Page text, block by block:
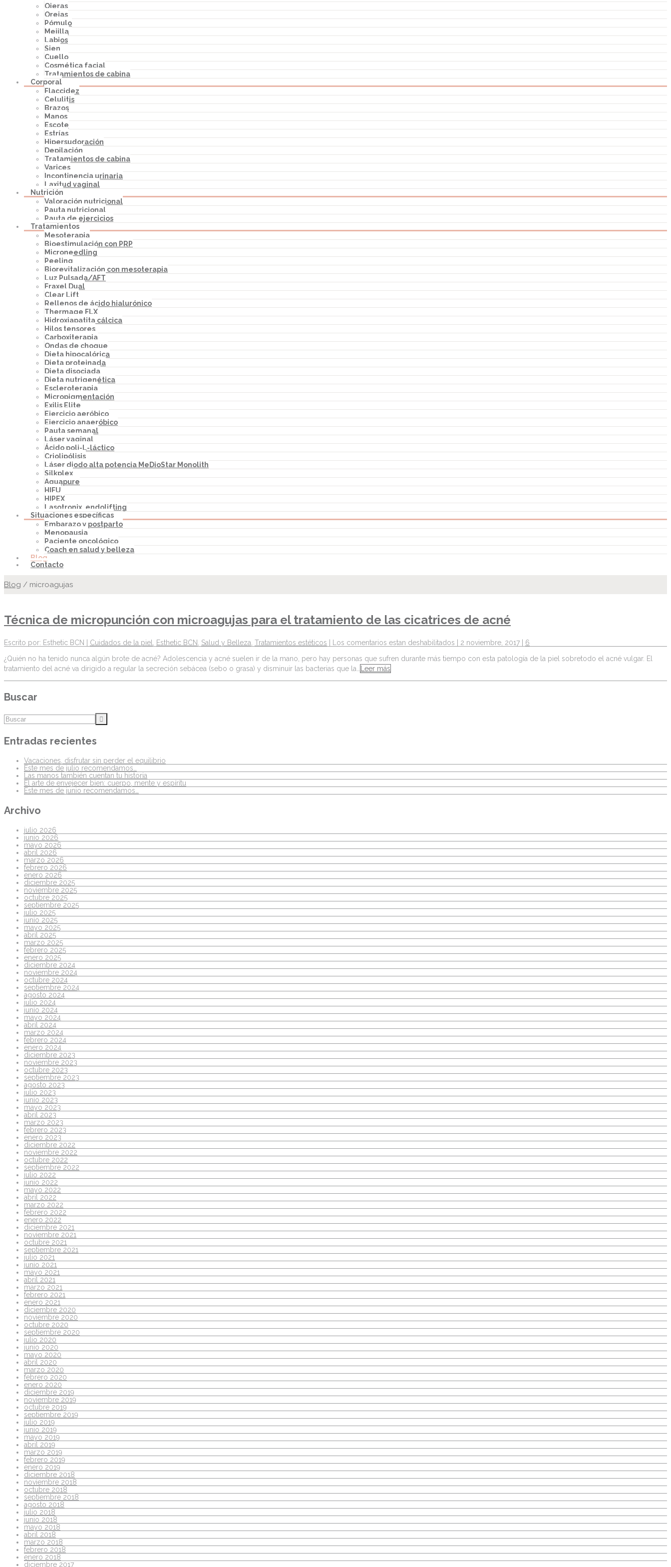
Ojeras
Orejas
Pómulo
Mejilla
Labios
Sien
Cuello
Cosmética facial
Tratamientos de cabina
Corporal
Flaccidez
Celulitis
Brazos
Manos
Escote
Estrías
Hipersudoración
Depilación
Tratamientos de cabina
Varices
Incontinencia urinaria
Laxitud vaginal
Nutrición
Valoración nutricional
Pauta nutricional
Pauta de ejercicios
Tratamientos
Mesoterapia
Bioestimulación con PRP
Microneedling
Peeling
Biorevitalización con mesoterapia
Luz Pulsada/AFT
Fraxel Dual
Clear Lift
Rellenos de ácido hialurónico
Thermage FLX
Hidroxiapatita cálcica
Hilos tensores
Carboxiterapia
Ondas de choque
Dieta hipocalórica
Dieta proteinada
Dieta disociada
Dieta nutrigenética
Escleroterapia
Micropigmentación
Exilis Elite
Ejercicio aeróbico
Ejercicio anaeróbico
Pauta semanal
Láser vaginal
Ácido poli-L-láctico
Criolipólisis
Láser diodo alta potencia MeDioStar Monolith
Silkplex
Aquapure
HIFU
HIPEX
Lasotronix, endolifting
Situaciones específicas
Embarazo y postparto
Menopausia
Paciente oncológico
Coach en salud y belleza
Blog
Contacto
Blog / microagujas
Técnica de micropunción con microagujas para el tratamiento de las cicatrices de acné
Escrito por: Esthetic BCN | Cuidados de la piel Esthetic BCN Salud y Belleza Tratamientos estéticos Los comentarios estan deshabilitados | 2 noviembre, 2017 | 6
¿Quién no ha tenido nunca algún brote de acné? Adolescencia y acné suelen ir de la mano, pero hay personas que sufren durante más tiempo con esta patología de la piel sobretodo el acné vulgar. El
tratamiento del acné va dirigido a regular la secreción sebácea (sebo o grasa) y disminuir las bacterias que la…
Leer más
Buscar
Entradas recientes
Vacaciones, disfrutar sin perder el equilibrio
Este mes de julio recomendamos…
Las manos también cuentan tu historia
El arte de envejecer bien: cuerpo, mente y espíritu
Este mes de junio recomendamos…
Archivo
julio 2026
junio 2026
mayo 2026
abril 2026
marzo 2026
febrero 2026
enero 2026
diciembre 2025
noviembre 2025
octubre 2025
septiembre 2025
julio 2025
junio 2025
mayo 2025
abril 2025
marzo 2025
febrero 2025
enero 2025
diciembre 2024
noviembre 2024
octubre 2024
septiembre 2024
agosto 2024
julio 2024
junio 2024
mayo 2024
abril 2024
marzo 2024
febrero 2024
enero 2024
diciembre 2023
noviembre 2023
octubre 2023
septiembre 2023
agosto 2023
julio 2023
junio 2023
mayo 2023
abril 2023
marzo 2023
febrero 2023
enero 2023
diciembre 2022
noviembre 2022
octubre 2022
septiembre 2022
julio 2022
junio 2022
mayo 2022
abril 2022
marzo 2022
febrero 2022
enero 2022
diciembre 2021
noviembre 2021
octubre 2021
septiembre 2021
julio 2021
junio 2021
mayo 2021
abril 2021
marzo 2021
febrero 2021
enero 2021
diciembre 2020
noviembre 2020
octubre 2020
septiembre 2020
julio 2020
junio 2020
mayo 2020
abril 2020
marzo 2020
febrero 2020
enero 2020
diciembre 2019
noviembre 2019
octubre 2019
septiembre 2019
julio 2019
junio 2019
mayo 2019
abril 2019
marzo 2019
febrero 2019
enero 2019
diciembre 2018
noviembre 2018
octubre 2018
septiembre 2018
agosto 2018
julio 2018
junio 2018
mayo 2018
abril 2018
marzo 2018
febrero 2018
enero 2018
diciembre 2017